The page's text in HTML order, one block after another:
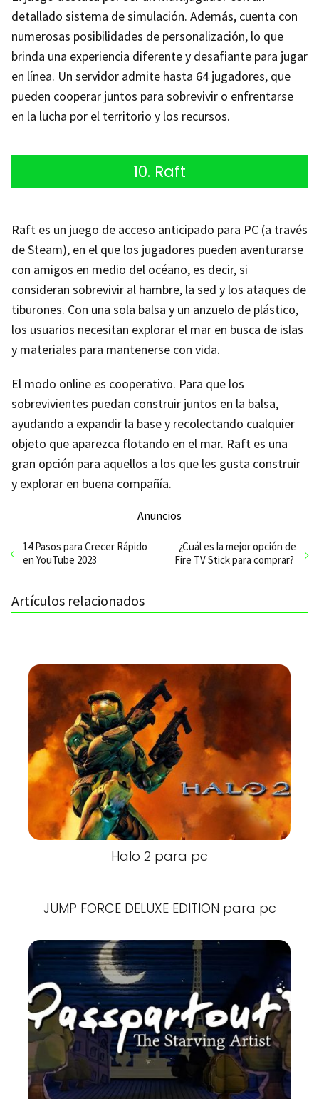
detallado sistema de simulación. Además, cuenta con
numerosas posibilidades de personalización, lo que
brinda una experiencia diferente y desafiante para jugar
en línea. Un servidor admite hasta 64 jugadores, que
pueden cooperar juntos para sobrevivir o enfrentarse
en la lucha por el territorio y los recursos.
10. Raft
Raft es un juego de acceso anticipado para PC (a través
de Steam), en el que los jugadores pueden aventurarse
con amigos en medio del océano, es decir, si
consideran sobrevivir al hambre, la sed y los ataques de
tiburones. Con una sola balsa y un anzuelo de plástico,
los usuarios necesitan explorar el mar en busca de islas
y materiales para mantenerse con vida.
El modo online es cooperativo. Para que los
sobrevivientes puedan construir juntos en la balsa,
ayudando a expandir la base y recolectando cualquier
objeto que aparezca flotando en el mar. Raft es una
gran opción para aquellos a los que les gusta construir
y explorar en buena compañía.
Anuncios
14 Pasos para Crecer Rápido
en YouTube 2023
¿Cuál es la mejor opción de
Fire TV Stick para comprar?
Artículos relacionados
Halo 2 para pc
JUMP FORCE DELUXE EDITION para pc